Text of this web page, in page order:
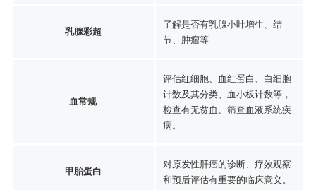
乳腺彩超
了解是否有乳腺小叶增生、结
节、肿瘤等
血常规
评估红细胞、血红蛋白、白细胞
计数及其分类、血小板计数等，
检查有无贫血、筛查血液系统疾
病。
甲胎蛋白
对原发性肝癌的诊断、疗效观察
和预后评估有重要的临床意义。